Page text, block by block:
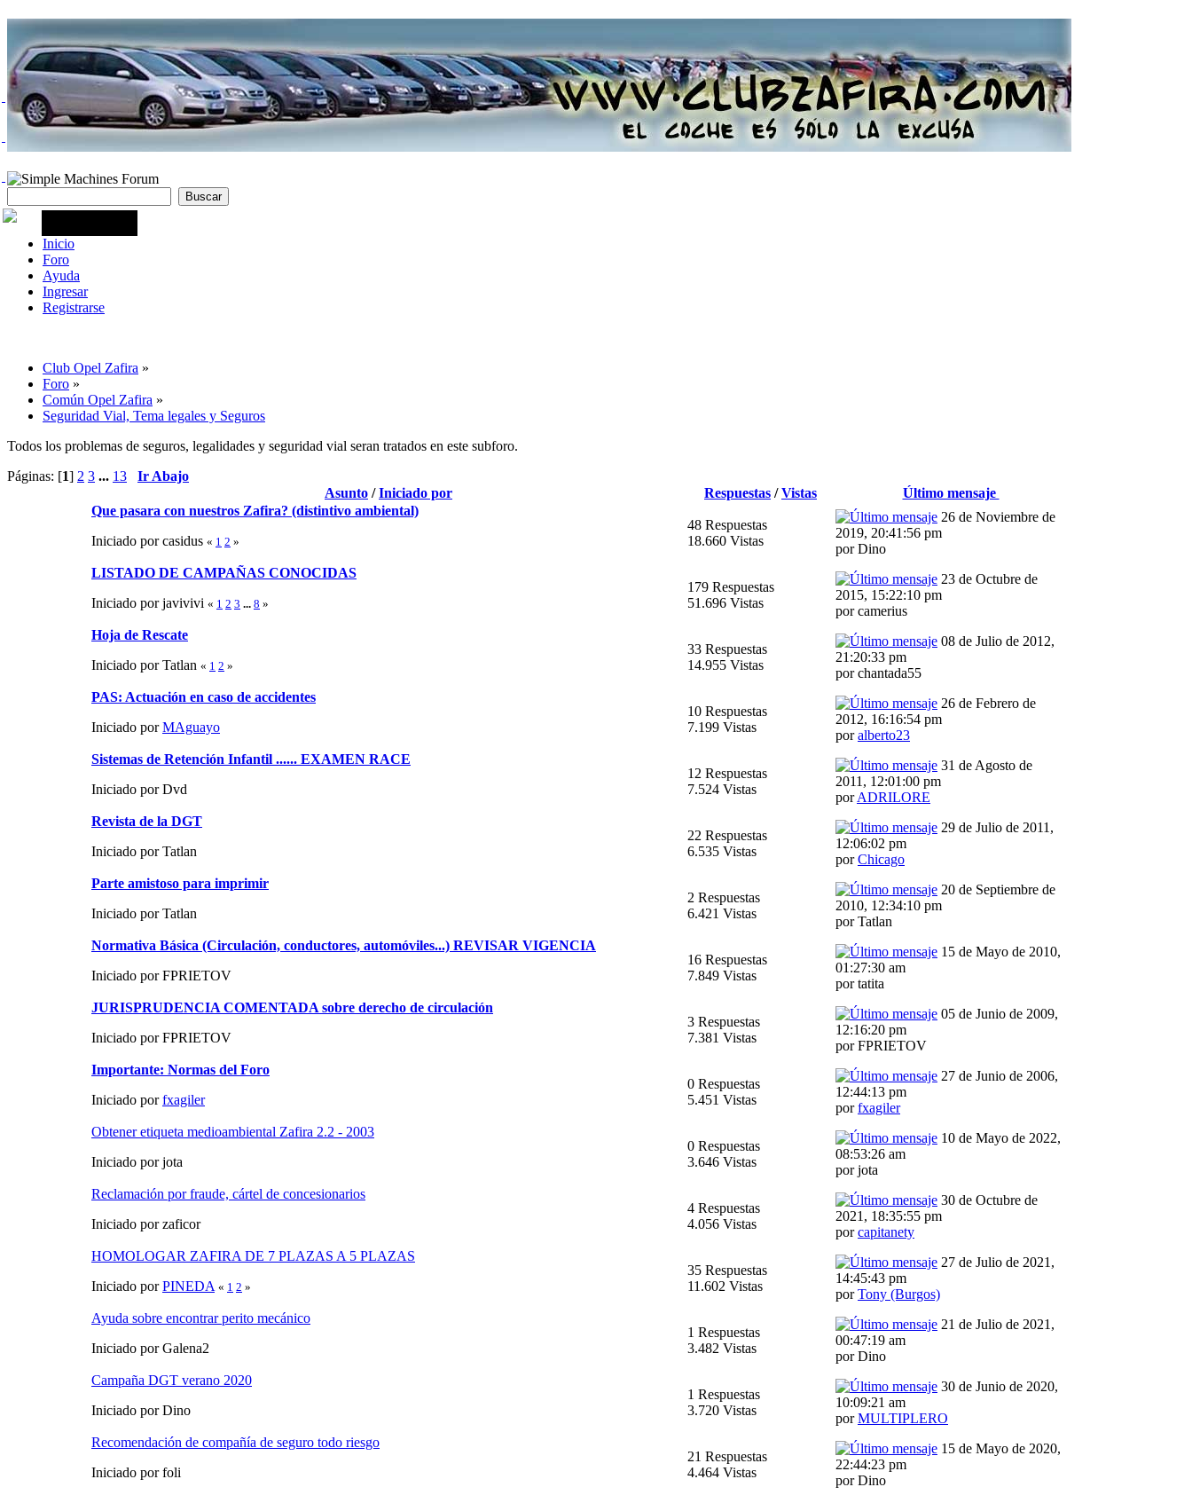
Inicio
Foro
Ayuda
Ingresar
Registrarse
Club Opel Zafira »
Foro »
Común Opel Zafira »
Seguridad Vial, Tema legales y Seguros
Todos los problemas de seguros, legalidades y seguridad vial seran tratados en este subforo.
Páginas: [1] 2 3 ... 13
Ir Abajo
Asunto /Iniciado por Respuestas /Vistas
Último mensaje
Que pasara con nuestros Zafira? (distintivo ambiental)
Iniciado por casidus « 1 2 »
48 Respuestas
18.660 Vistas
26 de Noviembre de
2019, 20:41:56 pm
por Dino
LISTADO DE CAMPAÑAS CONOCIDAS
Iniciado por javivivi « 1 2 3 ... 8 »
179 Respuestas
51.696 Vistas
23 de Octubre de
2015, 15:22:10 pm
por camerius
Hoja de Rescate
Iniciado por Tatlan « 1 2 »
33 Respuestas
14.955 Vistas
08 de Julio de 2012,
21:20:33 pm
por chantada55
PAS: Actuación en caso de accidentes
Iniciado porMAguayo
10 Respuestas
7.199 Vistas
26 de Febrero de
2012, 16:16:54 pm
poralberto23
Sistemas de Retención Infantil ...... EXAMEN RACE
Iniciado por Dvd
12 Respuestas
7.524 Vistas
31 de Agosto de
2011, 12:01:00 pm
porADRILORE
Revista de la DGT
Iniciado por Tatlan
22 Respuestas
6.535 Vistas
29 de Julio de 2011,
12:06:02 pm
porChicago
Parte amistoso para imprimir
Iniciado por Tatlan
2 Respuestas
6.421 Vistas
20 de Septiembre de
2010, 12:34:10 pm
por Tatlan
Normativa Básica (Circulación, conductores, automóviles...) REVISAR VIGENCIA
Iniciado por FPRIETOV
16 Respuestas
7.849 Vistas
15 de Mayo de 2010,
01:27:30 am
por tatita
JURISPRUDENCIA COMENTADA sobre derecho de circulación
Iniciado por FPRIETOV
3 Respuestas
7.381 Vistas
05 de Junio de 2009,
12:16:20 pm
por FPRIETOV
Importante: Normas del Foro
Iniciado porfxagiler
0 Respuestas
5.451 Vistas
27 de Junio de 2006,
12:44:13 pm
porfxagiler
Obtener etiqueta medioambiental Zafira 2.2 - 2003
Iniciado por jota
0 Respuestas
3.646 Vistas
10 de Mayo de 2022,
08:53:26 am
por jota
Reclamación por fraude, cártel de concesionarios
Iniciado por zaficor
4 Respuestas
4.056 Vistas
30 de Octubre de
2021, 18:35:55 pm
porcapitanety
HOMOLOGAR ZAFIRA DE 7 PLAZAS A 5 PLAZAS
Iniciado porPINEDA « 1 2 »
35 Respuestas
11.602 Vistas
27 de Julio de 2021,
14:45:43 pm
porTony (Burgos)
Ayuda sobre encontrar perito mecánico
Iniciado por Galena2
1 Respuestas
3.482 Vistas
21 de Julio de 2021,
00:47:19 am
por Dino
Campaña DGT verano 2020
Iniciado por Dino
1 Respuestas
3.720 Vistas
30 de Junio de 2020,
10:09:21 am
porMULTIPLERO
Recomendación de compañía de seguro todo riesgo
Iniciado por foli
21 Respuestas
4.464 Vistas
15 de Mayo de 2020,
22:44:23 pm
por Dino